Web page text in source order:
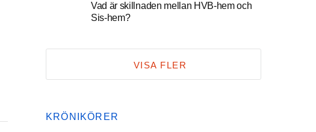
Vad är skillnaden mellan HVB-hem och
Sis-hem?
VISA FLER
KRÖNIKÖRER